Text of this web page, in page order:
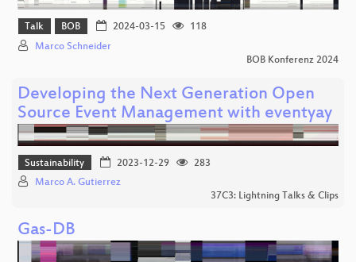
Talk BOB 2024-03-15
118
Marco Schneider
BOB Konferenz 2024
Developing the Next Generation Open
Source Event Management with eventyay
Sustainability 2023-12-29
283
Marco A. Gutierrez
37C3: Lightning Talks & Clips
Gas-DB